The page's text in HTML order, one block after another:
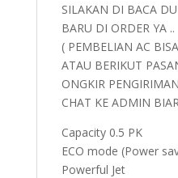
SILAKAN DI BACA
BARU DI ORDER YA ..
( PEMBELIAN AC
ATAU BERIKUT
ONGKIR
CHAT KE ADMIN
Capacity 0.5 PK
ECO mode (Power
Powerful Jet